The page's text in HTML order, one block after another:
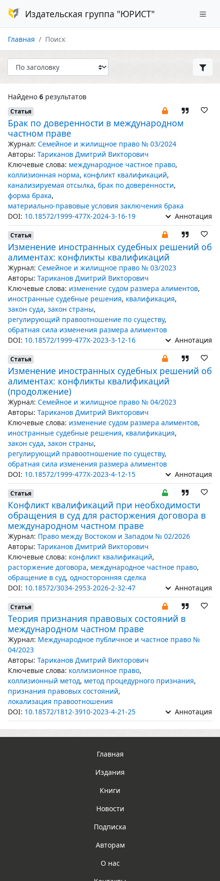
Издательская группа "ЮРИСТ"
Главная Поиск
Найдено 6 результатов
Статья
Брак по доверенности в международном
частном праве
Журнал: Семейное и жилищное право № 03/2024
Авторы: Тариканов Дмитрий Викторович
Ключевые слова: международное частное право,
коллизионная норма, конфликт квалификаций,
канализируемая отсылка, брак по доверенности,
форма брака,
материально-правовые условия заключения брака
DOI: 10.18572/1999-477X-2024-3-16-19 Аннотация
Статья
Изменение иностранных судебных решений об
алиментах: конфликты квалификаций
Журнал: Семейное и жилищное право № 03/2023
Авторы: Тариканов Дмитрий Викторович
Ключевые слова: изменение судом размера алиментов,
иностранные судебные решения, квалификация,
закон суда, закон страны,
регулирующий правоотношение по существу,
обратная сила изменения размера алиментов
DOI: 10.18572/1999-477X-2023-3-12-16 Аннотация
Статья
Изменение иностранных судебных решений об
алиментах: конфликты квалификаций
(продолжение)
Журнал: Семейное и жилищное право № 04/2023
Авторы: Тариканов Дмитрий Викторович
Ключевые слова: изменение судом размера алиментов,
иностранные судебные решения, квалификация,
закон суда, закон страны,
регулирующий правоотношение по существу,
обратная сила изменения размера алиментов
DOI: 10.18572/1999-477X-2023-4-12-15 Аннотация
Статья
Конфликт квалификаций при необходимости
обращения в суд для расторжения договора в
международном частном праве
Журнал: Право между Востоком и Западом № 02/2026
Авторы: Тариканов Дмитрий Викторович
Ключевые слова: конфликт квалификаций,
расторжение договора, международное частное право,
обращение в суд, односторонняя сделка
DOI: 10.18572/3034-2953-2026-2-32-47 Аннотация
Статья
Теория признания правовых состояний в
международном частном праве
Журнал: Международное публичное и частное право №
04/2023
Авторы: Тариканов Дмитрий Викторович
Ключевые слова: коллизионное право,
коллизионный метод, метод процедурного признания,
признания правовых состояний,
локализация правоотношения
DOI: 10.18572/1812-3910-2023-4-21-25 Аннотация
Главная
Издания
Книги
Новости
Подписка
Авторам
О нас